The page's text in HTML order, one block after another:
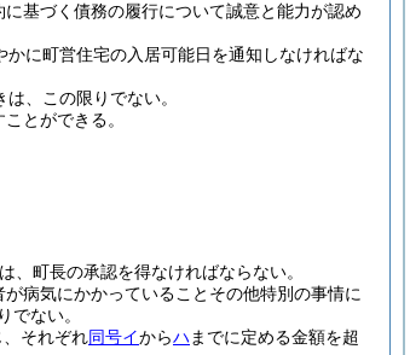
基づく債務の履行について誠意と能力が認め
に町営住宅の入居可能日を通知しなければな
、この限りでない。
とができる。
町長の承認を得なければならない。
が病気にかかっていることその他特別の事情に
でない。
、それぞれ同号イからハ までに定める金額を超